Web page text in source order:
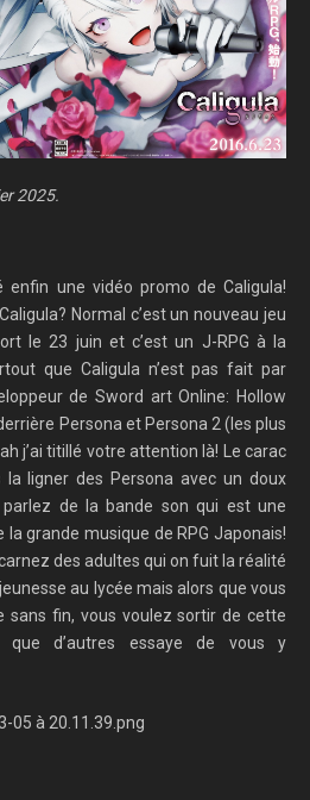
2025.
enfin une vidéo promo de Caligula!
Normal c’est un nouveau jeu
le 23 juin et c’est un J-RPG à la
que Caligula n’est pas fait par
de Sword art Online: Hollow
Persona et Persona 2 (les plus
j’ai titillé votre attention là! Le carac
ligner des Persona avec un doux
de la bande son qui est une
la grande musique de RPG Japonais!
des adultes qui on fuit la réalité
au lycée mais alors que vous
sans fin, vous voulez sortir de cette
que d’autres essaye de vous y